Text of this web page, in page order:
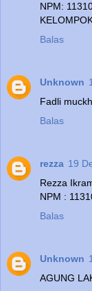
NPM:
Balas
Unknown
Fadli
Balas
rezza 19
Rezza
NPM :
Balas
Unknown
AGUNG